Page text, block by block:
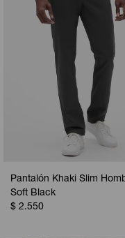
Pantalón Khaki Slim
Soft Black
$ 2.550